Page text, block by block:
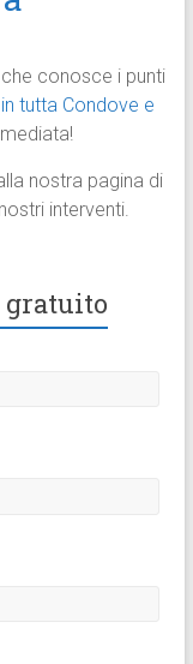
conosce i punti
tutta Condove e
nostra pagina di
interventi.